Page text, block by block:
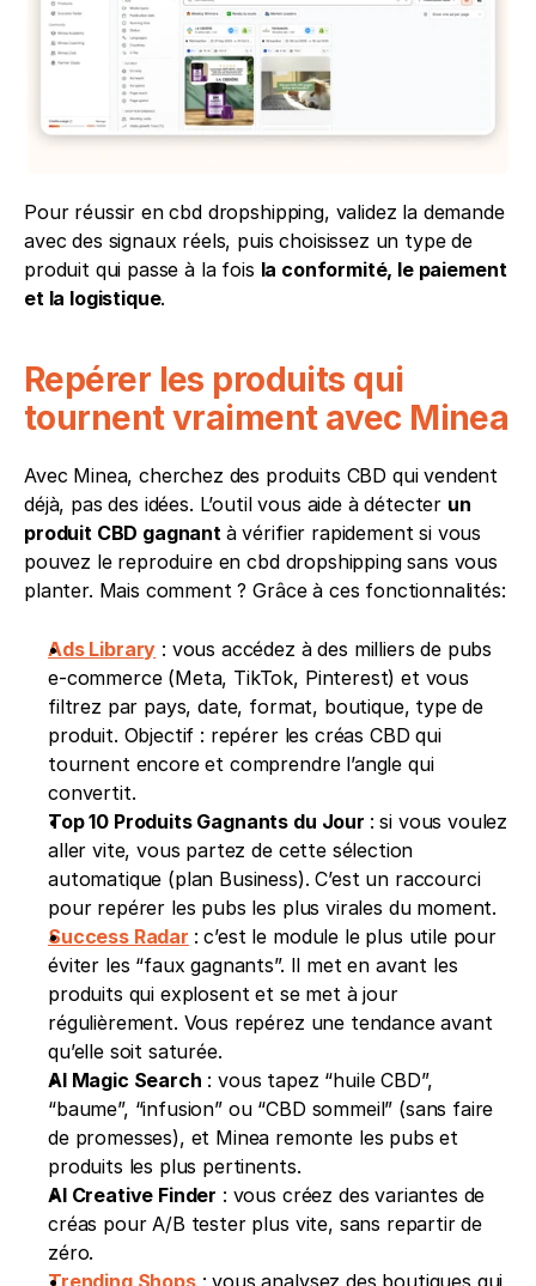
Pour réussir en cbd dropshipping, validez la demande
avec des signaux réels, puis choisissez un type de
produit qui passe à la fois la conformité, le paiement
et la logistique.
Repérer les produits qui
tournent vraiment avec Minea
Avec Minea, cherchez des produits CBD qui vendent
déjà, pas des idées. L’outil vous aide à détecter un
produit CBD gagnant à vérifier rapidement si vous
pouvez le reproduire en cbd dropshipping sans vous
planter. Mais comment ? Grâce à ces fonctionnalités:
Ads Library : vous accédez à des milliers de pubs
e-commerce (Meta, TikTok, Pinterest) et vous
filtrez par pays, date, format, boutique, type de
produit. Objectif : repérer les créas CBD qui
tournent encore et comprendre l’angle qui
convertit.
Top 10 Produits Gagnants du Jour : si vous voulez
aller vite, vous partez de cette sélection
automatique (plan Business). C’est un raccourci
pour repérer les pubs les plus virales du moment.
Success Radar : c’est le module le plus utile pour
éviter les “faux gagnants”. Il met en avant les
produits qui explosent et se met à jour
régulièrement. Vous repérez une tendance avant
qu’elle soit saturée.
AI Magic Search : vous tapez “huile CBD”,
“baume”, “infusion” ou “CBD sommeil” (sans faire
de promesses), et Minea remonte les pubs et
produits les plus pertinents.
AI Creative Finder : vous créez des variantes de
créas pour A/B tester plus vite, sans repartir de
zéro.
Trending Shops : vous analysez des boutiques qui